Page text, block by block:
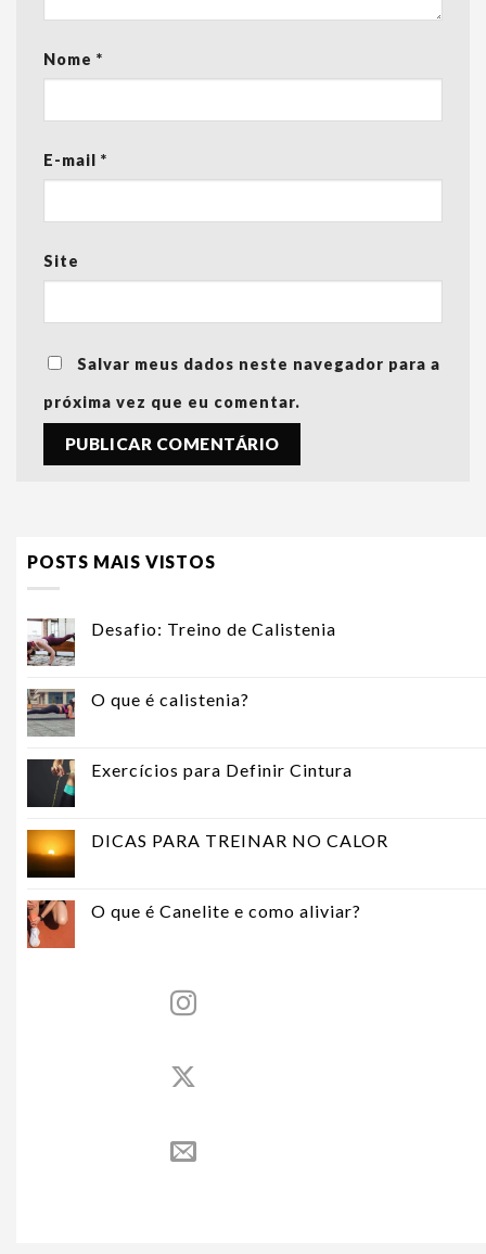
Nome *
E-mail *
Site
Salvar meus dados neste navegador para a
próxima vez que eu comentar.
POSTS MAIS VISTOS
Desafio: Treino de Calistenia
O que é calistenia?
Exercícios para Definir Cintura
DICAS PARA TREINAR NO CALOR
O que é Canelite e como aliviar?